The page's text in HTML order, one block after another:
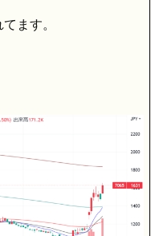
ます。